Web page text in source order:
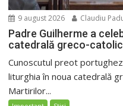
9 august 2026 Claudiu
Padre Guilherme a
catedrală greco-
Cunoscutul preot
liturghia în noua catedrală
Martirilor...